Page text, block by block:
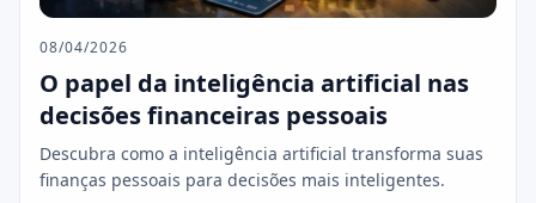
08/04/2026
O papel da inteligência artificial nas
decisões financeiras pessoais
Descubra como a inteligência artificial transforma suas
finanças pessoais para decisões mais inteligentes.